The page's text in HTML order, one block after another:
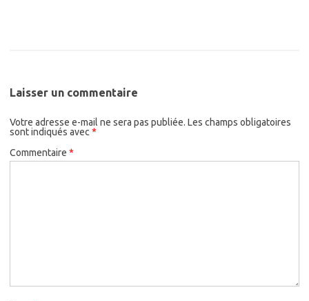
Laisser un commentaire
Votre adresse e-mail ne sera pas publiée. Les champs obligatoires
sont indiqués avec *
Commentaire *